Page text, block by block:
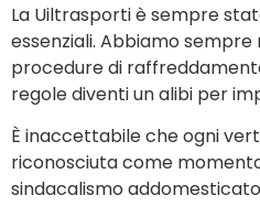
La Uiltrasporti è sempre
essenziali. Abbiamo
procedure di
regole diventi un alibi per
È inaccettabile che ogni
riconosciuta come
sindacalismo